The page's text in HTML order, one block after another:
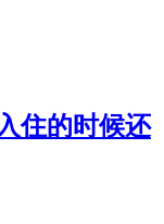
住的时候还